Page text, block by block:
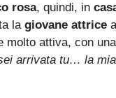
rosa, quindi, in
la giovane attrice
molto attiva, con
arrivata tu… la mia